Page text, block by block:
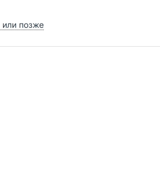
или позже